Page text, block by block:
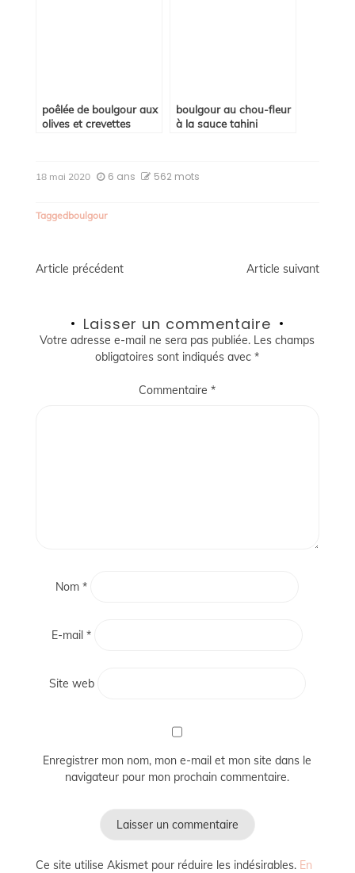
poêlée de boulgour aux
olives et crevettes
boulgour au chou-fleur
à la sauce tahini
18 mai 2020 6 ans 562 mots
Taggedboulgour
Navigation
l’article
Article précédent Article suivant
Laisser un commentaire
Votre adresse e-mail ne sera pas publiée. Les champs
obligatoires sont indiqués avec*
Commentaire*
Nom*
E-mail*
Site web
Enregistrer mon nom, mon e-mail et mon site dans le
navigateur pour mon prochain commentaire.
Ce site utilise Akismet pour réduire les indésirables. En